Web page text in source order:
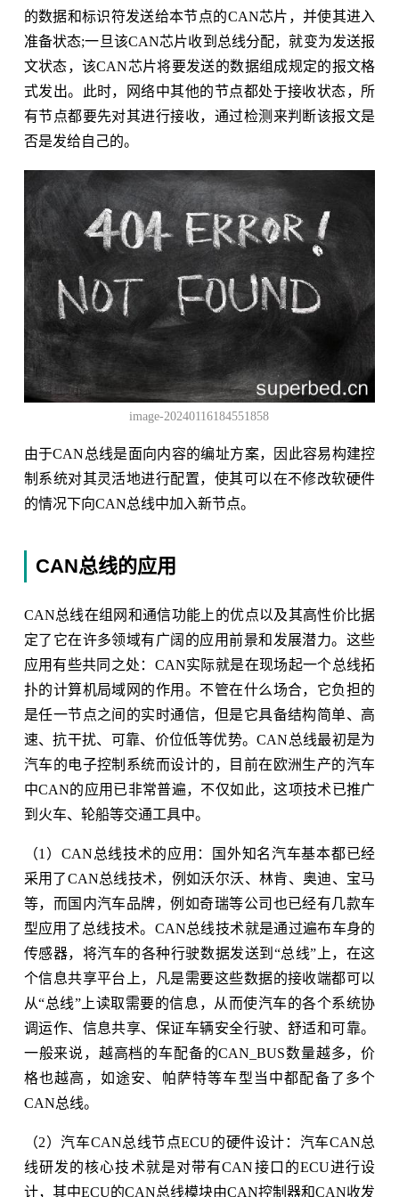
的数据和标识符发送给本节点的CAN芯片，并使其进入
准备状态;一旦该CAN芯片收到总线分配，就变为发送报
文状态，该CAN芯片将要发送的数据组成规定的报文格
式发出。此时，网络中其他的节点都处于接收状态，所
有节点都要先对其进行接收，通过检测来判断该报文是
否是发给自己的。
image-20240116184551858
由于CAN总线是面向内容的编址方案，因此容易构建控
制系统对其灵活地进行配置，使其可以在不修改软硬件
的情况下向CAN总线中加入新节点。
CAN总线的应用
CAN总线在组网和通信功能上的优点以及其高性价比据
定了它在许多领域有广阔的应用前景和发展潜力。这些
应用有些共同之处：CAN实际就是在现场起一个总线拓
扑的计算机局域网的作用。不管在什么场合，它负担的
是任一节点之间的实时通信，但是它具备结构简单、高
速、抗干扰、可靠、价位低等优势。CAN总线最初是为
汽车的电子控制系统而设计的，目前在欧洲生产的汽车
中CAN的应用已非常普遍，不仅如此，这项技术已推广
到火车、轮船等交通工具中。
（1）CAN总线技术的应用：国外知名汽车基本都已经
采用了CAN总线技术，例如沃尔沃、林肯、奥迪、宝马
等，而国内汽车品牌，例如奇瑞等公司也已经有几款车
型应用了总线技术。CAN总线技术就是通过遍布车身的
传感器，将汽车的各种行驶数据发送到“总线”上，在这
个信息共享平台上，凡是需要这些数据的接收端都可以
从“总线”上读取需要的信息，从而使汽车的各个系统协
调运作、信息共享、保证车辆安全行驶、舒适和可靠。
一般来说，越高档的车配备的CAN_BUS数量越多，价
格也越高，如途安、帕萨特等车型当中都配备了多个
CAN总线。
（2）汽车CAN总线节点ECU的硬件设计：汽车CAN总
线研发的核心技术就是对带有CAN接口的ECU进行设
计，其中ECU的CAN总线模块由CAN控制器和CAN收发